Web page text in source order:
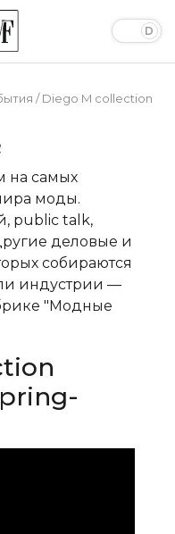
/Diego M collection
на самых
моды.
public talk,
деловые и
собираются
индустрии —
"Модные